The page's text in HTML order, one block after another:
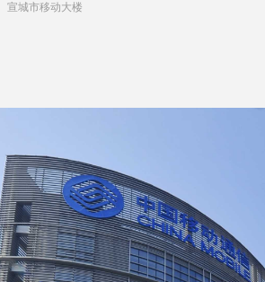
宣城市移动大楼